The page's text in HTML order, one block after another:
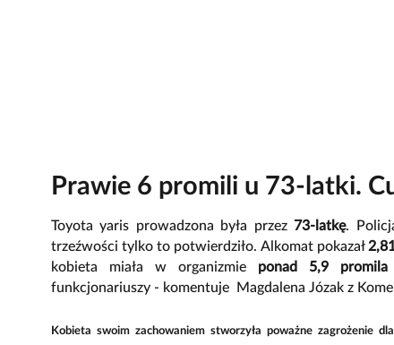
Prawie 6 promili u 73-latki.
Toyota yaris prowadzona była przez 73-latkę.
trzeźwości tylko to potwierdziło. Alkomat pokazał
kobieta miała w organizmie ponad 5,9 promila
funkcjonariuszy - komentuje Magdalena Józak z
Kobieta swoim zachowaniem stworzyłapoważne zagrożenie